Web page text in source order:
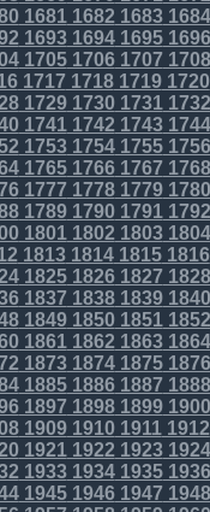
16811682 16831684
1693169416951696
170517061707 1708
1717 171817191720
1729173017311732
17411742 17431744
1753175417551756
176517661767 1768
1777 177817791780
1789179017911792
18011802 18031804
1813181418151816
182518261827 1828
1837 183818391840
1849185018511852
18611862 18631864
1873187418751876
188518861887 1888
1897 189818991900
1909191019111912
19211922 19231924
1933193419351936
194519461947 1948